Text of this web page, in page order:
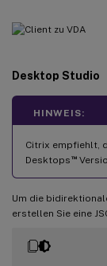
Desktop Studio
HINWEIS:
Citrix empfiehlt,
Desktops ™
Um die
erstellen Sie eine